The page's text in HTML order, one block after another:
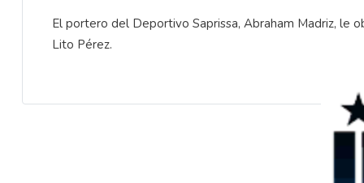
El portero del Deportivo Saprissa, Abraham Madriz, le
Lito Pérez.